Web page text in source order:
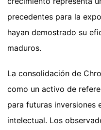
precedentes para la
hayan demostrado su
maduros.
La consolidación de
como un activo de
para futuras inversiones
intelectual. Los